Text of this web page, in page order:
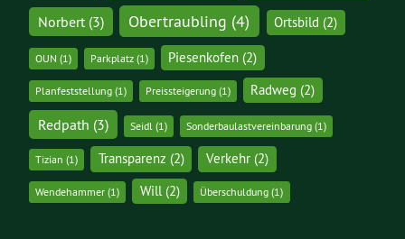
Norbert(3) Obertraubling (4) Ortsbild (2)
OUN (1) Parkplatz(1) Piesenkofen (2)
Planfeststellung (1) Preissteigerung(1) Radweg (2)
Redpath (3) Seidl (1) Sonderbaulastvereinbarung(1)
Tizian (1) Transparenz (2) Verkehr(2)
Wendehammer (1) Will(2) Überschuldung (1)